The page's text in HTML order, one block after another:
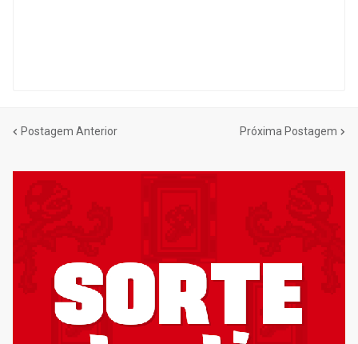
Postagem Anterior Próxima Postagem